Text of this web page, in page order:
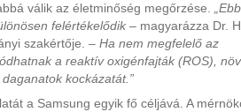
válik az életminőség megőrzése.
felértékelődik – magyarázza Dr.
szakértője. – Ha nem megfelelő az
a reaktív oxigénfajták (ROS),
kockázatát.”
a Samsung egyik fő céljává. A